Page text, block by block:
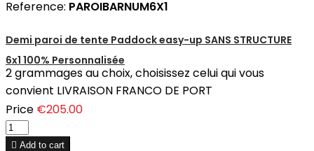
Reference: PAROIBARNUM6X1
Demi paroi de tente Paddock easy-up SANS STRUCTURE
6x1 100% Personnalisée
2 grammages au choix, choisissez celui qui vous
convient LIVRAISON FRANCO DE PORT
Price €205.00
 Add to cart